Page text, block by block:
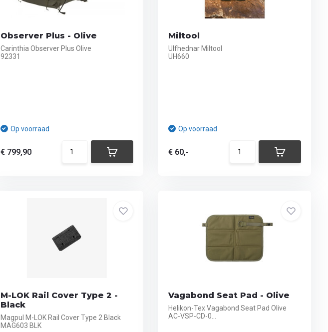
Observer Plus - Olive
Carinthia Observer Plus Olive
92331
Op voorraad
€ 799,90
Miltool
Ulfhednar Miltool
UH660
Op voorraad
€ 60,-
M-LOK Rail Cover Type 2 -
Black
Magpul M-LOK Rail Cover Type 2 Black
MAG603 BLK
Vagabond Seat Pad - Olive
Helikon-Tex Vagabond Seat Pad Olive
AC-VSP-CD-0...